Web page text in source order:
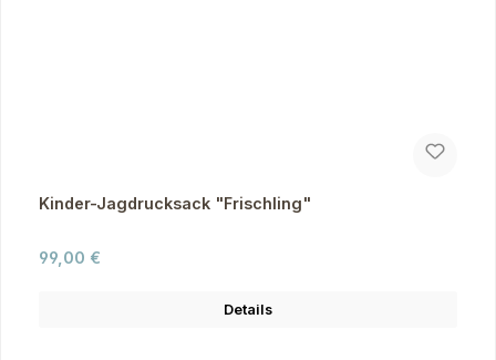
Kinder-Jagdrucksack "Frischling"
Regulärer Preis:
99,00 €
Details